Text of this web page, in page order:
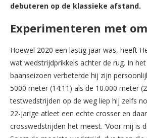
debuteren op de klassieke afstand.
Experimenteren met
Hoewel 2020 een lastig jaar was, heeft
wat wedstrijdprikkels achter de rug. In
baanseizoen verbeterde hij zijn
5000 meter (14:11) als de 10.000 meter
testwedstrijden op de weg liep hij zelfs
22-jarige atleet een echte crosser en
crosswedstrijden het meest. ‘Voor mij is